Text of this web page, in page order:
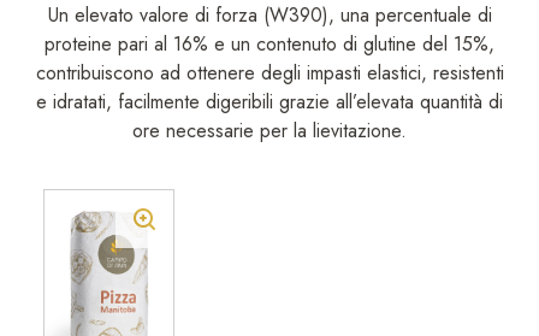
Un elevato valore di forza (W390), una percentuale di
proteine pari al 16% e un contenuto di glutine del 15%,
contribuiscono ad ottenere degli impasti elastici, resistenti
e idratati, facilmente digeribili grazie all’elevata quantità di
ore necessarie per la lievitazione.